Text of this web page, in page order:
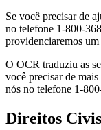
Se você precisar de
no telefone 1-800-
providenciaremos
O OCR traduziu as
você precisar de
nós no telefone 1-
Direitos Civis